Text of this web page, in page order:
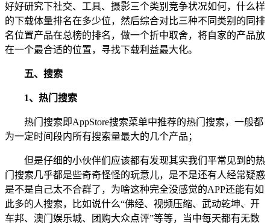
好好研究下社交、工具、摄影三个类别竞争状况如何，什么样
的下载体量排名在多少位，然后综合对比三种不同类别的同排
名位置产品在总榜的排名，做一个折中取舍，将自家的产品放
在一个最合适的位置，寻找下载利益最大化。
五、搜索
1、热门搜索
热门搜索即AppStore搜索菜单中推荐的热门搜索，一般都
为一定时间段内所有搜索量最大的几个产品；
但是仔细的小伙伴们应该都有发现其实我们平常见到的热
门搜索几乎都是些奇奇怪怪的玩意儿，是不是还有人经常疑惑
是不是自己太不合群了，为啥这种完全没感觉的APP还能有如
此多的人搜索，比如说什么“佛经、视频压缩、武动乾坤、开
车邦、澳门娱乐城、团购大众点评”等等，当中每天都有无数